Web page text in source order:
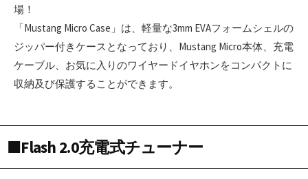
場！
「Mustang Micro Case」は、軽量な3mm EVAフォームシェルの
ジッパー付きケースとなっており、Mustang Micro本体、充電
ケーブル、お気に入りのワイヤードイヤホンをコンパクトに
収納及び保護することができます。
■Flash 2.0充電式チューナー